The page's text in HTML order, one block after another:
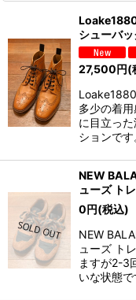
シューバ
27,500円(
多少の着
に目立っ
ションで
NEW
ューズ ト
0円(税込)
NEW
ューズ ト
ますが2-3
いな状態